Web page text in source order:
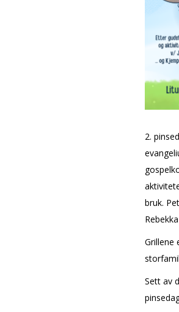
2.
bruk.
Grillene
Sett av